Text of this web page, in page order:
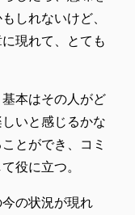
しれないけど、
現れて、とても
本はその人がど
いと感じるかな
とができ、コミ
役に立つ。
の状況が現れ